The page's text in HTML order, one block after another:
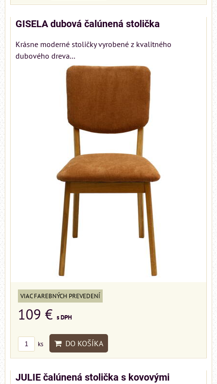
GISELA dubová čalúnená stolička
Krásne moderné stoličky vyrobené z kvalitného
dubového dreva...
VIAC FAREBNÝCH PREVEDENÍ
109 € s DPH
ks DO KOŠÍKA
JULIE čalúnená stolička s kovovými